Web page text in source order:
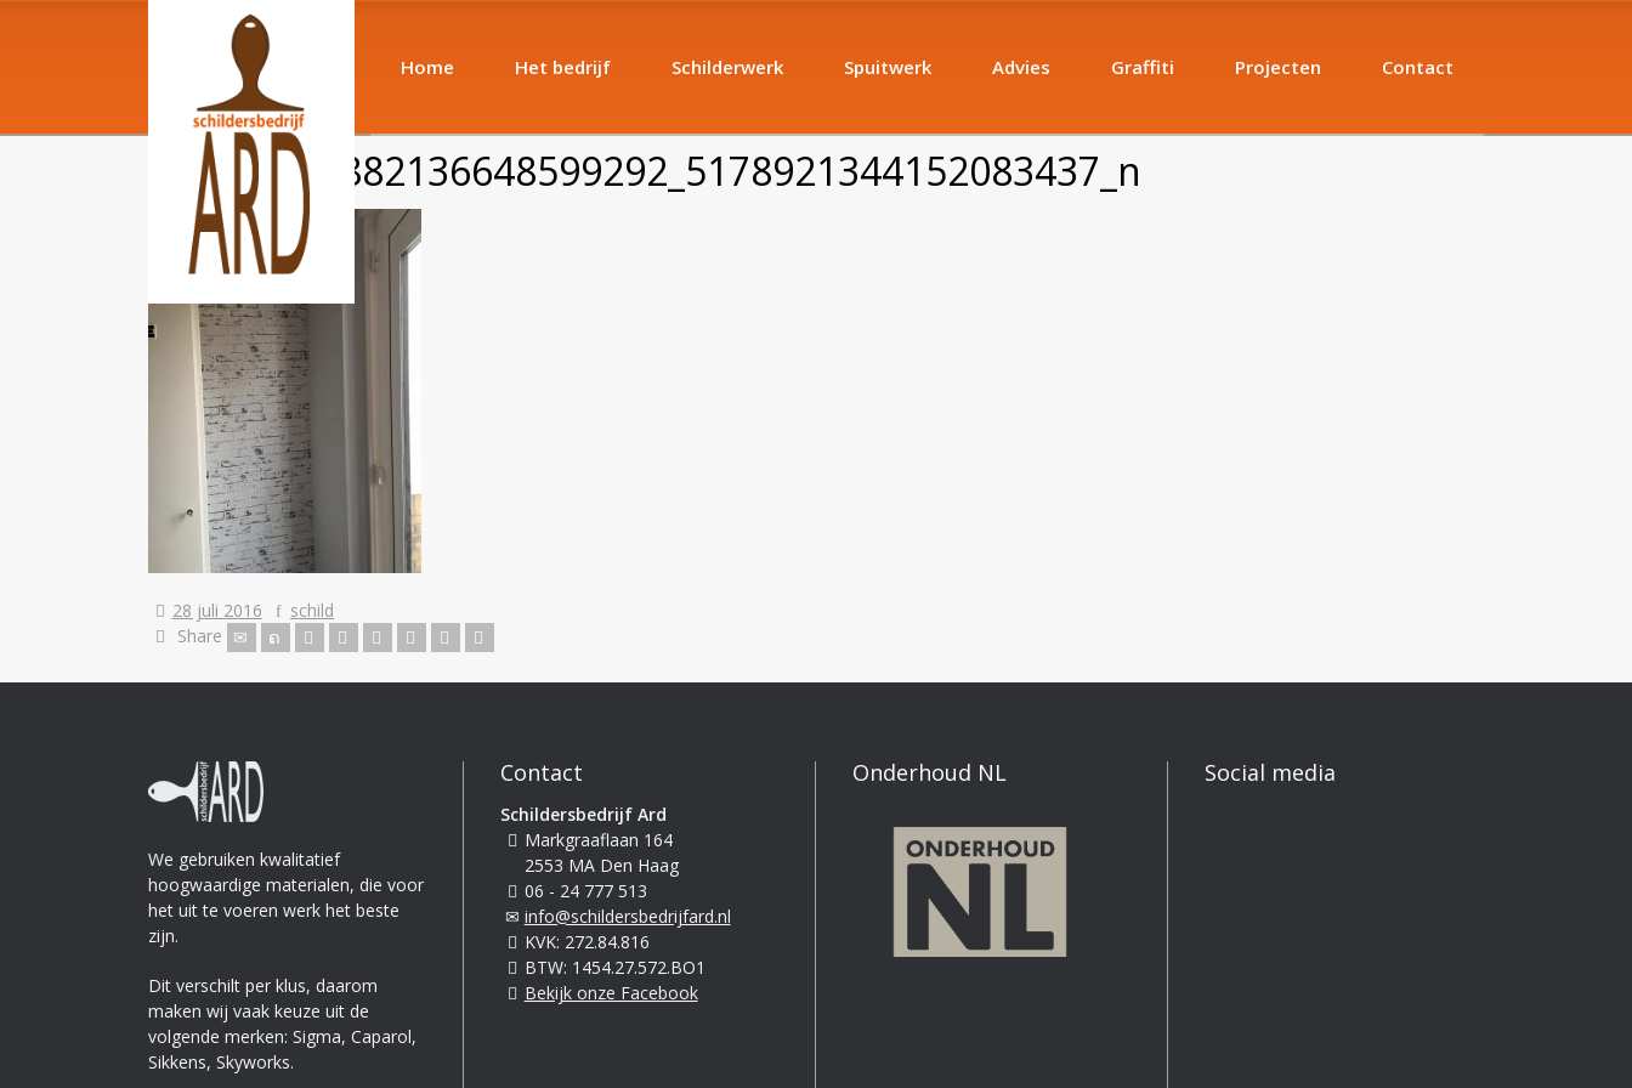
Home Het bedrijf Schilderwerk Spuitwerk Advies Graffiti Projecten Contact
13133108_882136648599292_5178921344152083437_n
28 juli 2016
schild
Share
We gebruiken kwalitatief
hoogwaardige materialen, die voor
het uit te voeren werk het beste
zijn.
Dit verschilt per klus, daarom
maken wij vaak keuze uit de
volgende merken: Sigma, Caparol,
Sikkens, Skyworks.
Contact
Schildersbedrijf Ard
Markgraaflaan 164
2553 MA Den Haag
06 - 24 777 513
info@schildersbedrijfard.nl
KVK: 272.84.816
BTW: 1454.27.572.BO1
Bekijk onze Facebook
Onderhoud NL Social media